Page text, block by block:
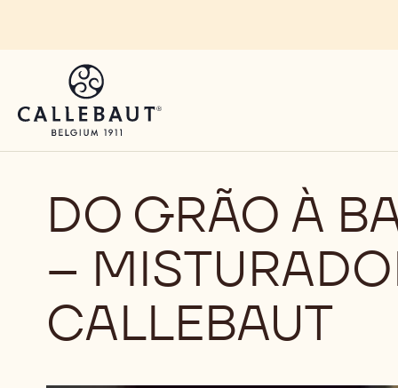
DO GRÃO À
–
CALLEBAUT